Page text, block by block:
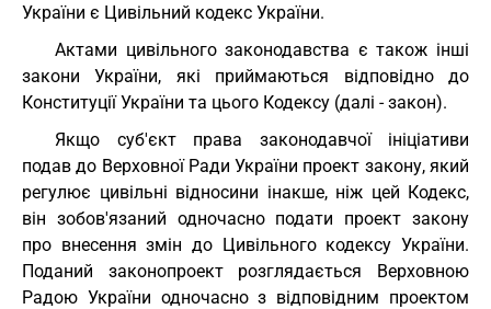
України є Цивільний кодекс України.
Актами цивільного законодавства є також інші
закони України, які приймаються відповідно до
Конституції України та цього Кодексу (далі - закон).
Якщо суб'єкт права законодавчої ініціативи
подав до Верховної Ради України проект закону, який
регулює цивільні відносини інакше, ніж цей Кодекс,
він зобов'язаний одночасно подати проект закону
про внесення змін до Цивільного кодексу України.
Поданий законопроект розглядається Верховною
Радою України одночасно з відповідним проектом